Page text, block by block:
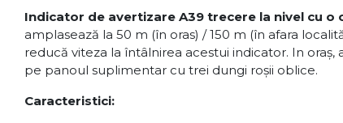
Indicator de avertizare A39 trecere la nivel cu
amplasează la 50 m (în oras) / 150 m (în afara
reducă viteza la întâlnirea acestui indicator. In
pe panoul suplimentar cu trei dungi roşii oblice.
Caracteristici: